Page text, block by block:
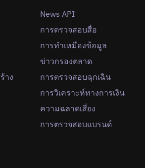
าง
News API
การตรวจสอบสื่อ
การทำเหมืองข้อมูล
ข่าวกรองตลาด
การตรวจสอบฉุกเฉิน
การวิเคราะห์ทางการเงิน
ความฉลาดเสี่ยง
การตรวจสอบแบรนด์